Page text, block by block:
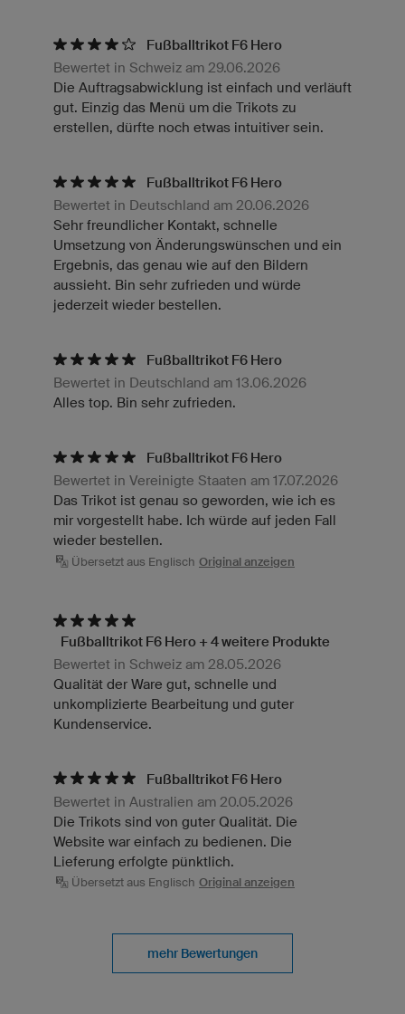
Fußballtrikot F6 Hero
Bewertet in Schweiz am 29.06.2026
Die Auftragsabwicklung ist einfach und verläuft
gut. Einzig das Menü um die Trikots zu
erstellen, dürfte noch etwas intuitiver sein.
Fußballtrikot F6 Hero
Bewertet in Deutschland am 20.06.2026
Sehr freundlicher Kontakt, schnelle
Umsetzung von Änderungswünschen und ein
Ergebnis, das genau wie auf den Bildern
aussieht. Bin sehr zufrieden und würde
jederzeit wieder bestellen.
Fußballtrikot F6 Hero
Bewertet in Deutschland am 13.06.2026
Alles top. Bin sehr zufrieden.
Fußballtrikot F6 Hero
Bewertet in Vereinigte Staaten am 17.07.2026
Das Trikot ist genau so geworden, wie ich es
mir vorgestellt habe. Ich würde auf jeden Fall
wieder bestellen.
Übersetzt aus Englisch Original anzeigen
Fußballtrikot F6 Hero + 4 weitere Produkte
Bewertet in Schweiz am 28.05.2026
Qualität der Ware gut, schnelle und
unkomplizierte Bearbeitung und guter
Kundenservice.
Fußballtrikot F6 Hero
Bewertet in Australien am 20.05.2026
Die Trikots sind von guter Qualität. Die
Website war einfach zu bedienen. Die
Lieferung erfolgte pünktlich.
Übersetzt aus Englisch Original anzeigen
mehr Bewertungen